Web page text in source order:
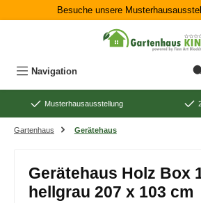
Zum Hauptinhalt springen
Besuche unsere
Navigation
Musterhausausstellung
Gartenhaus Gerätehaus
Gerätehaus Holz Box
hellgrau 207 x 103 cm